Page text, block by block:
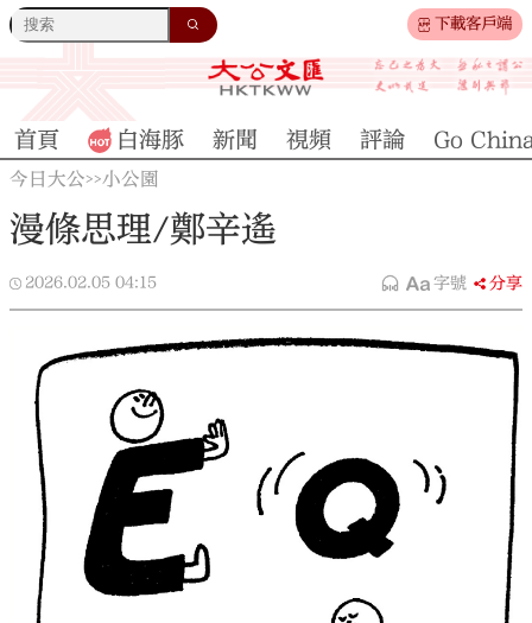
下載客戶端
首頁 白海豚 新聞 視頻 評論 Go
今日大公>>小公園
漫條思理/鄭辛遙
2026.02.05 04:15 字號 分享